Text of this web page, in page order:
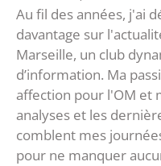
Au fil des années, j'ai
davantage sur
Marseille, un club
d’information. Ma
affection pour l'OM et
analyses et les
comblent mes
pour ne manquer